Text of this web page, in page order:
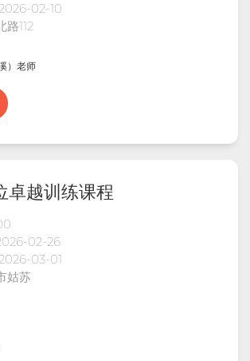
02-10
路112
）老师
卓越训练课程
02-26
03-01
姑苏